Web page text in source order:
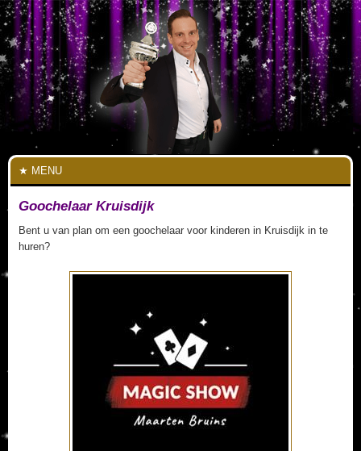
MENU
Goochelaar Kruisdijk
Bent u van plan om een goochelaar voor kinderen in Kruisdijk in te
huren?